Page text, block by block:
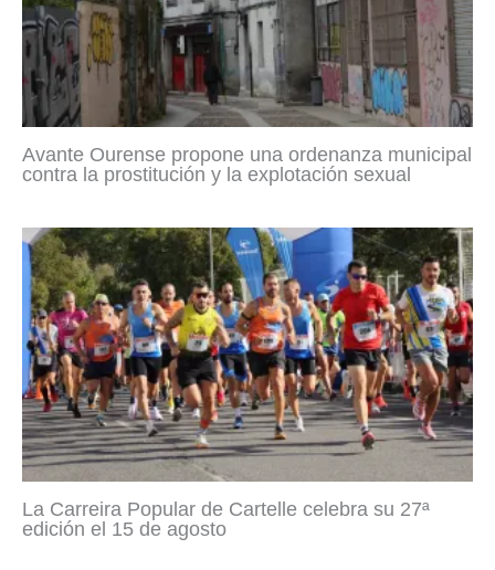
Avante Ourense propone una ordenanza municipal
contra la prostitución y la explotación sexual
La Carreira Popular de Cartelle celebra su 27ª
edición el 15 de agosto